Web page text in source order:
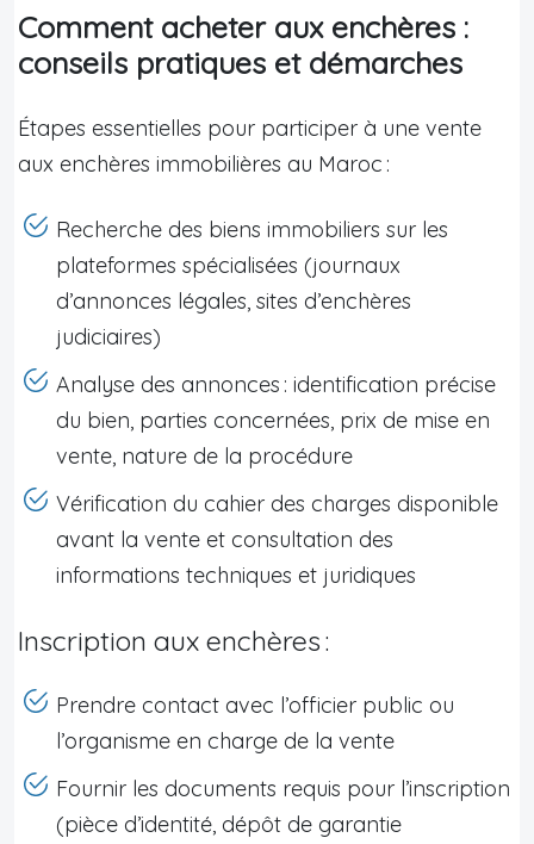
Comment acheter aux enchères :
conseils pratiques et démarches
Étapes essentielles pour participer à une vente
aux enchères immobilières au Maroc :
Recherche des biens immobiliers sur les
plateformes spécialisées (journaux
d’annonces légales, sites d’enchères
judiciaires)
Analyse des annonces : identification précise
du bien, parties concernées, prix de mise en
vente, nature de la procédure
Vérification du cahier des charges disponible
avant la vente et consultation des
informations techniques et juridiques
Inscription aux enchères :
Prendre contact avec l’officier public ou
l’organisme en charge de la vente
Fournir les documents requis pour l’inscription
(pièce d’identité, dépôt de garantie